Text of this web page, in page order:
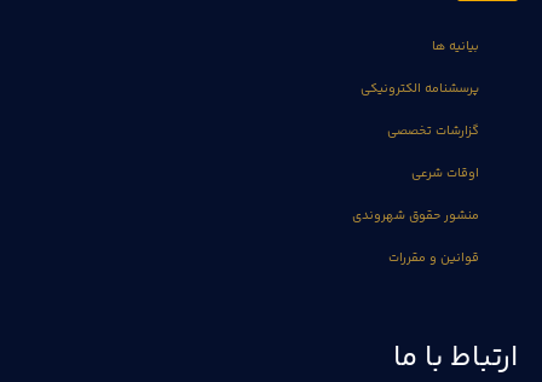
بیانیه ها
پرسشنامه الکترونیکی
گزارشات تخصصی
اوقات شرعی
منشور حقوق شهروندی
قوانین و مقررات
ارتباط با ما